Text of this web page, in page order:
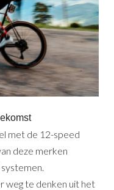
met de 12-speed
deze merken
weg te denken uit het